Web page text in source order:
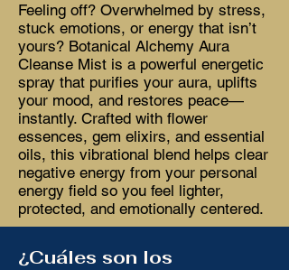
Feeling off? Overwhelmed by stress,
stuck emotions, or energy that isn’t
yours? Botanical Alchemy Aura
Cleanse Mist is a powerful energetic
spray that purifies your aura, uplifts
your mood, and restores peace—
instantly. Crafted with flower
essences, gem elixirs, and essential
oils, this vibrational blend helps clear
negative energy from your personal
energy field so you feel lighter,
protected, and emotionally centered.
¿Cuáles son los